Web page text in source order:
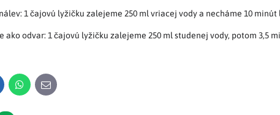
1 čajovú lyžičku zalejeme 250 ml vriacej vody a necháme 10 minút
ako odvar: 1 čajovú lyžičku zalejeme 250 ml studenej vody, potom 3,5
WhatsApp
E-
mail